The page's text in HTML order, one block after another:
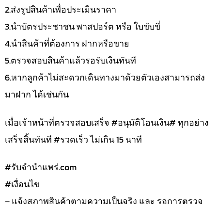
2.ส่งรูปสินค้าเพื่อประเมินราคา
3.นำบัตรประชาชน พาสปอร์ต หรือ ใบขับขี่
4.นำสินค้าที่ต้องการ ฝากหรือขาย
5.ตรวจสอบสินค้าแล้วรอรับเงินทันที
6.หากลูกค้าไม่สะดวกเดินทางมาด้วยตัวเองสามารถส่ง
มาฝาก ได้เช่นกัน
เมื่อเจ้าหน้าที่ตรวจสอบเสร็จ #อนุมัติโอนเงิน# ทุกอย่าง
เสร็จสิ้นทันที #รวดเร็ว ไม่เกิน 15 นาที
#รับจํานําแพร่.com
#เงื่อนไข
– แจ้งสภาพสินค้าตามความเป็นจริง และ รอการตรวจ